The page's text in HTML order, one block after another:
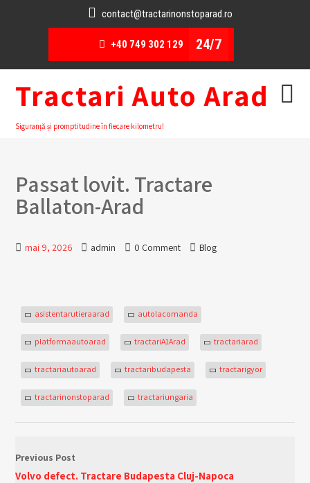
contact@tractarinonstoparad.ro
+40 749 302 129 24/7
Tractari Auto Arad
Siguranță și promptitudine în fiecare kilometru!
Passat lovit. Tractare
Ballaton-Arad
mai 9, 2026 admin 0 Comment Blog
asistentarutieraarad autolacomanda
platformaautoarad tractariA1Arad tractariarad
tractariautoarad tractaribudapesta tractarigyor
tractarinonstoparad tractariungaria
Previous Post
Volvo defect. Tractare Budapesta Cluj-Napoca